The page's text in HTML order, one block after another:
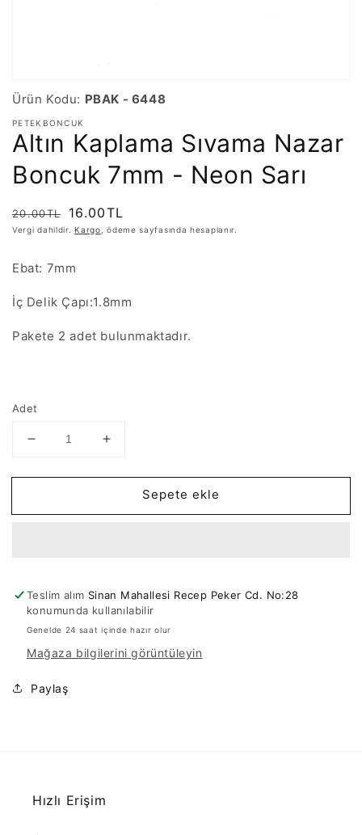
Ürün Kodu: PBAK - 6448
PETEKBONCUK
Altın Kaplama Sıvama Nazar
Boncuk 7mm - Neon Sarı
Normal
fiyat
20.00TL
İndirimli
fiyat
16.00TL
Vergi dahildir.Kargo , ödeme sayfasında hesaplanır.
Ebat: 7mm
İç Delik Çapı:1.8mm
Pakete 2 adet bulunmaktadır.
Adet
Sıvama
Boncuk
için
adedi
azaltın
Altın
Sıvama
Nazar
Boncuk
için
adedi
artırın
Sepete ekle
Teslim alım Sinan Mahallesi Recep Peker Cd. No:28
konumunda kullanılabilir
Genelde 24 saat içinde hazır olur
Mağaza bilgilerini görüntüleyin
Paylaş
Hızlı Erişim